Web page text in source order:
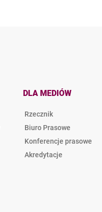
DLA MEDIÓW
Rzecznik
Biuro Prasowe
Konferencje prasowe
Akredytacje